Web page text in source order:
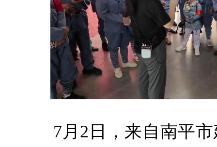
7月2日，来自南平